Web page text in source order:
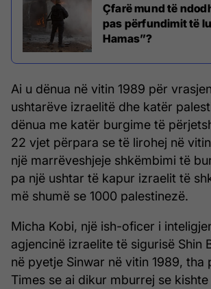
Çfarë mund të
pas përfundimit të
Hamas”?
Ai u dënua në vitin 1989 për
ushtarëve izraelitë dhe katër
dënua me katër burgime të
22 vjet përpara se të lirohej në
një marrëveshjeje shkëmbimi të
pa një ushtar të kapur izraelit të
më shumë se 1000 palestinezë.
Micha Kobi, një ish-oficer i
agjencinë izraelite të sigurisë Shin
në pyetje Sinwar në vitin 1989, tha
Times se ai dikur mburrej se